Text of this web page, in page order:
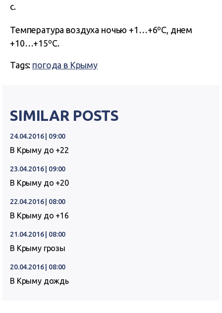
с.
Температура воздуха ночью +1…+6ºС, днем
+10…+15ºС.
Tags: погода в Крыму
SIMILAR POSTS
24.04.2016 | 09:00
В Крыму до +22
23.04.2016 | 09:00
В Крыму до +20
22.04.2016 | 08:00
В Крыму до +16
21.04.2016 | 08:00
В Крыму грозы
20.04.2016 | 08:00
В Крыму дождь